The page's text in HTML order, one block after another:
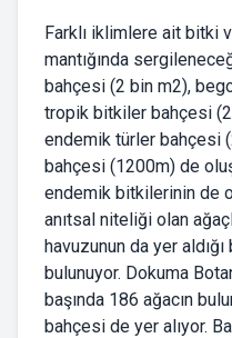
Farklı iklimlere ait bitki
mantığında
bahçesi (2 bin m2),
tropik bitkiler bahçesi
endemik türler bahçesi
bahçesi (1200m) de
endemik bitkilerinin de
anıtsal niteliği olan
havuzunun da yer
bulunuyor. Dokuma
başında 186 ağacın
bahçesi de yer alıyor.